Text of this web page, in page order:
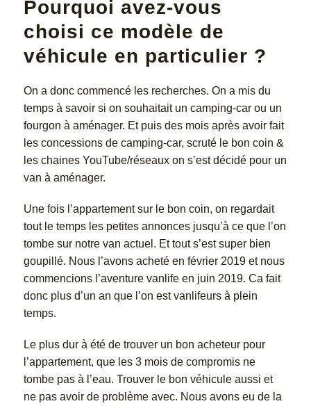
Pourquoi avez-vous
choisi ce modèle de
véhicule en particulier ?
On a donc commencé les recherches. On a mis du
temps à savoir si on souhaitait un camping-car ou un
fourgon à aménager. Et puis des mois après avoir fait
les concessions de camping-car, scruté le bon coin &
les chaines YouTube/réseaux on s’est décidé pour un
van à aménager.
Une fois l’appartement sur le bon coin, on regardait
tout le temps les petites annonces jusqu’à ce que l’on
tombe sur notre van actuel. Et tout s’est super bien
goupillé. Nous l’avons acheté en février 2019 et nous
commencions l’aventure vanlife en juin 2019. Ca fait
donc plus d’un an que l’on est vanlifeurs à plein
temps.
Le plus dur à été de trouver un bon acheteur pour
l’appartement, que les 3 mois de compromis ne
tombe pas à l’eau. Trouver le bon véhicule aussi et
ne pas avoir de problème avec. Nous avons eu de la